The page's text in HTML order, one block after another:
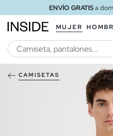
ENVÍO GRATISa
MUJER
CAMISETAS